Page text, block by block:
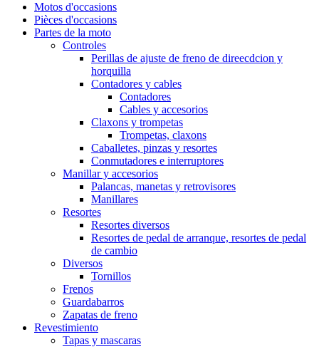
Motos d'occasions
Pièces d'occasions
Partes de la moto
Controles
Perillas de ajuste de freno de direecdcion y
horquilla
Contadores y cables
Contadores
Cables y accesorios
Claxons y trompetas
Trompetas, claxons
Caballetes, pinzas y resortes
Conmutadores e interruptores
Manillar y accesorios
Palancas, manetas y retrovisores
Manillares
Resortes
Resortes diversos
Resortes de pedal de arranque, resortes de pedal
de cambio
Diversos
Tornillos
Frenos
Guardabarros
Zapatas de freno
Revestimiento
Tapas y mascaras